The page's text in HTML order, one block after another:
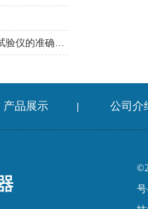
产品展示 | 公司介
号